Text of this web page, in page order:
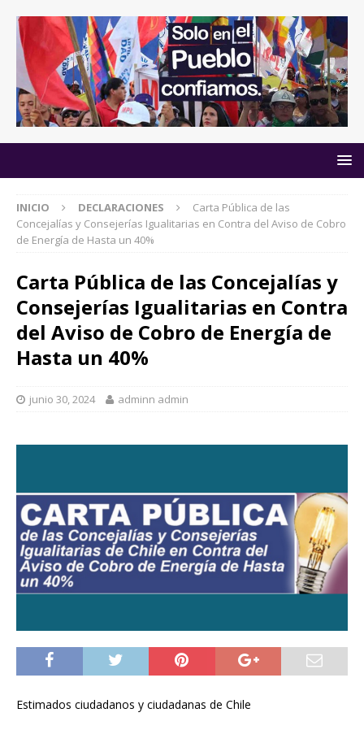
INICIO DECLARACIONES
Carta Pública de las
Concejalías y Consejerías Igualitarias en Contra del Aviso de Cobro
de Energía de Hasta un 40%
Carta Pública de las Concejalías y
Consejerías Igualitarias en Contra
del Aviso de Cobro de Energía de
Hasta un 40%
junio 30, 2024 adminn admin
Estimados ciudadanos y ciudadanas de Chile